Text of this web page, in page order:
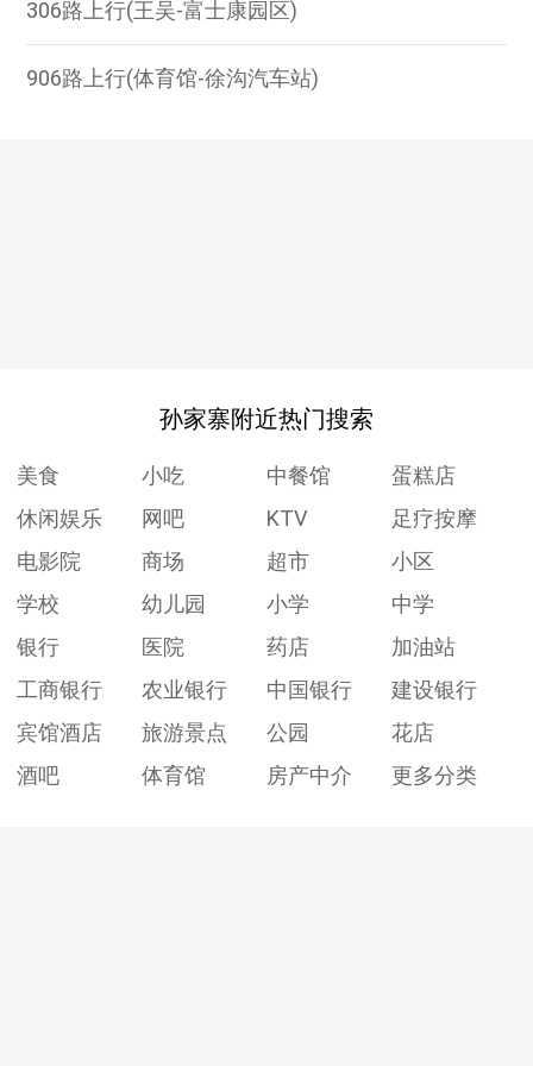
306路上行(王吴-富士康园区)
906路上行(体育馆-徐沟汽车站)
孙家寨附近热门搜索
美食 小吃 中餐馆
蛋糕店
休闲娱乐
网吧 KTV
足疗按摩
电影院
商场 超市
小区
学校
幼儿园 小学
中学
银行
医院 药店
加油站
工商银行
农业银行 中国银行
建设银行
宾馆酒店
旅游景点 公园
花店
酒吧
体育馆 房产中介 更多分类